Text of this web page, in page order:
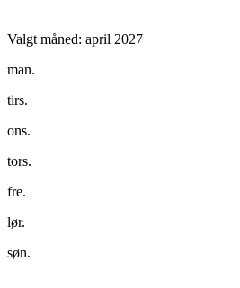
Valgt måned: april 2027
man.
tirs.
ons.
tors.
fre.
lør.
søn.